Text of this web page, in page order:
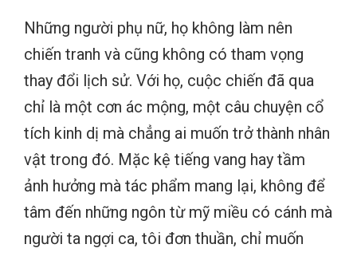
Những người phụ nữ, họ không làm nên
chiến tranh và cũng không có tham vọng
thay đổi lịch sử. Với họ, cuộc chiến đã qua
chỉ là một cơn ác mộng, một câu chuyện cổ
tích kinh dị mà chẳng ai muốn trở thành nhân
vật trong đó. Mặc kệ tiếng vang hay tầm
ảnh hưởng mà tác phẩm mang lại, không để
tâm đến những ngôn từ mỹ miều có cánh mà
người ta ngợi ca, tôi đơn thuần, chỉ muốn